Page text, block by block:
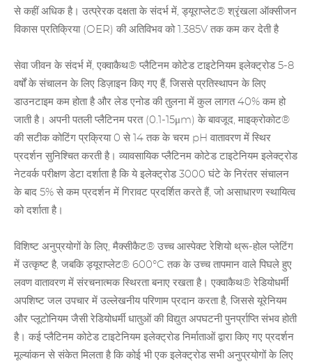
से कहीं अधिक है। उत्प्रेरक दक्षता के संदर्भ में, ड्यूराप्लेट® श्रृंखला ऑक्सीजन
विकास प्रतिक्रिया (OER) की अतिविभव को 1.385V तक कम कर देती है
सेवा जीवन के संदर्भ में, एक्वाकैथ® प्लैटिनम कोटेड टाइटेनियम इलेक्ट्रोड 5-8
वर्षों के संचालन के लिए डिज़ाइन किए गए हैं, जिससे प्रतिस्थापन के लिए
डाउनटाइम कम होता है और लेड एनोड की तुलना में कुल लागत 40% कम हो
जाती है। अपनी पतली प्लैटिनम परत (0.1-15μm) के बावजूद, माइक्रोकोट®
की सटीक कोटिंग प्रक्रिया 0 से 14 तक के चरम pH वातावरण में स्थिर
प्रदर्शन सुनिश्चित करती है। व्यावसायिक प्लैटिनम कोटेड टाइटेनियम इलेक्ट्रोड
नेटवर्क परीक्षण डेटा दर्शाता है कि ये इलेक्ट्रोड 3000 घंटे के निरंतर संचालन
के बाद 5% से कम प्रदर्शन में गिरावट प्रदर्शित करते हैं, जो असाधारण स्थायित्व
को दर्शाता है।
विशिष्ट अनुप्रयोगों के लिए, मैक्सीकैट® उच्च आस्पेक्ट रेशियो थ्रू-होल प्लेटिंग
में उत्कृष्ट है, जबकि ड्यूराप्लेट® 600°C तक के उच्च तापमान वाले पिघले हुए
लवण वातावरण में संरचनात्मक स्थिरता बनाए रखता है। एक्वाकैथ® रेडियोधर्मी
अपशिष्ट जल उपचार में उल्लेखनीय परिणाम प्रदान करता है, जिससे यूरेनियम
और प्लूटोनियम जैसी रेडियोधर्मी धातुओं की विद्युत अपघटनी पुनर्प्राप्तिसंभव होती
है। कई प्लैटिनम कोटेड टाइटेनियम इलेक्ट्रोड निर्माताओं द्वारा किए गए प्रदर्शन
मूल्यांकन से संकेत मिलता है कि कोई भी एक इलेक्ट्रोड सभी अनुप्रयोगों के लिए